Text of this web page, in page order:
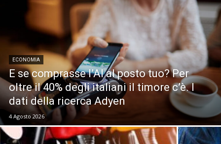
ECONOMIA
E se comprasse l’AI al posto tuo? Per
oltre il 40% degli italiani il timore c’è. I
dati della ricerca Adyen
4 Agosto 2026